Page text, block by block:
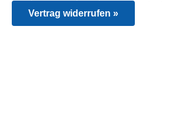
Vertrag widerrufen »